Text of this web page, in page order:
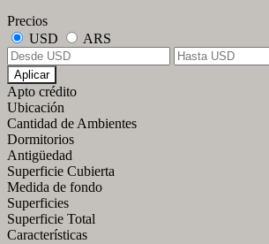
Precios
USD
ARS
Aplicar
Apto crédito
Ubicación
Cantidad de Ambientes
Dormitorios
Antigüedad
Superficie Cubierta
Medida de fondo
Superficies
Superficie Total
Características